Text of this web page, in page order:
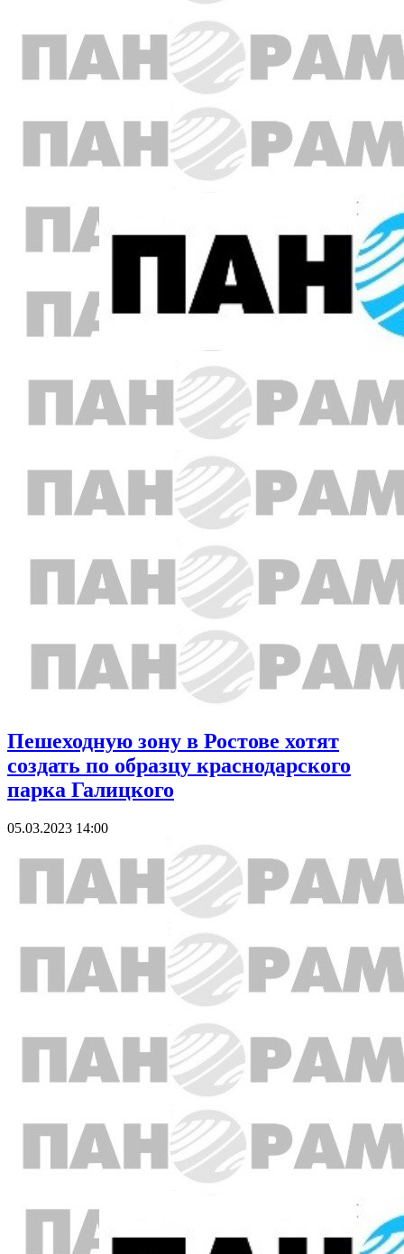
Пешеходную зону в Ростове хотят
создать по образцу краснодарского
парка Галицкого
05.03.2023 14:00